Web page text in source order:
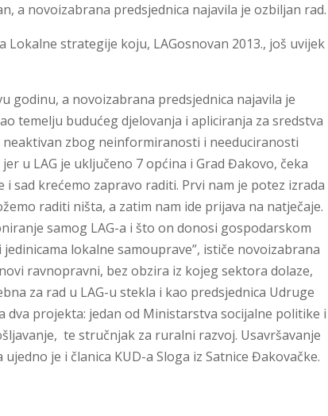
a novoizabrana predsjednica najavila je ozbiljan rad.
Lokalne strategije koju, LAGosnovan 2013., još uvijek
godinu, a novoizabrana predsjednica najavila je
temelju budućeg djelovanja i apliciranja za sredstva
neaktivan zbog neinformiranosti i needuciranosti
u LAG je uključeno 7 općina i Grad Đakovo, čeka
sad krećemo zapravo raditi. Prvi nam je potez izrada
raditi ništa, a zatim nam ide prijava na natječaje.
samog LAG-a i što on donosi gospodarskom
lokalne samouprave”, ističe novoizabrana
ravnopravni, bez obzira iz kojeg sektora dolaze,
za rad u LAG-u stekla i kao predsjednica Udruge
dva projekta: jedan od Ministarstva socijalne politike i
te stručnjak za ruralni razvoj. Usavršavanje
je i članica KUD-a Sloga iz Satnice Đakovačke.